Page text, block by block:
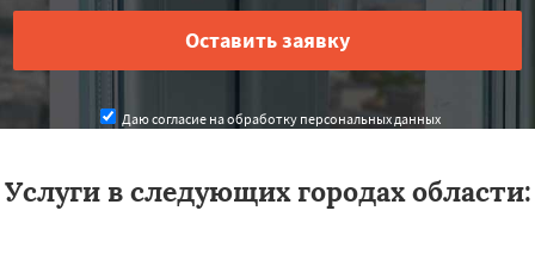
Даю согласие на обработку персональных данных
Услуги в следующих городах области: